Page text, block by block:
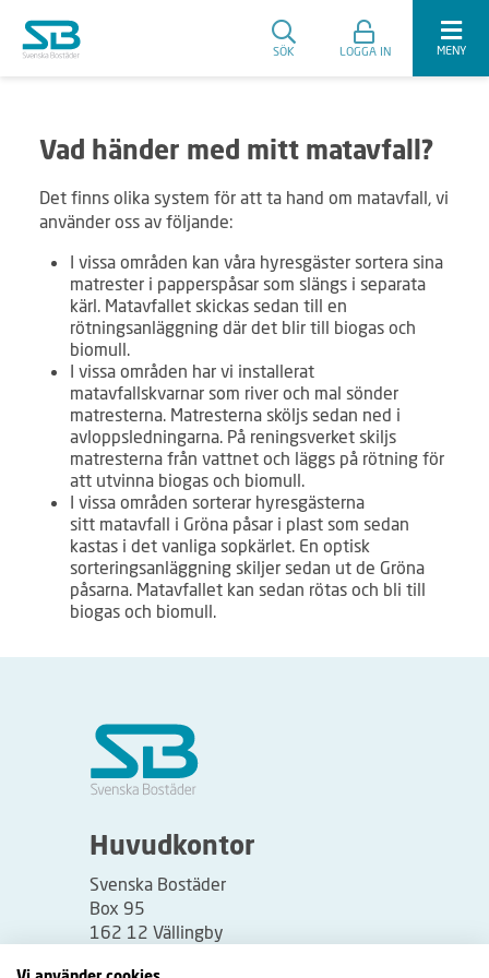
SÖK LOGGA IN MENY
Vad händer med mitt matavfall?
Det finns olika system för att ta hand om matavfall, vi
använder oss av följande:
I vissa områden kan våra hyresgäster sortera sina
matrester i papperspåsar som slängs i separata
kärl. Matavfallet skickas sedan till en
rötningsanläggning där det blir till biogas och
biomull.
I vissa områden har vi installerat
matavfallskvarnar som river och mal sönder
matresterna. Matresterna sköljs sedan ned i
avloppsledningarna. På reningsverket skiljs
matresterna från vattnet och läggs på rötning för
att utvinna biogas och biomull.
I vissa områden sorterar hyresgästerna
sitt matavfall i Gröna påsar i plast som sedan
kastas i det vanliga sopkärlet. En optisk
sorteringsanläggning skiljer sedan ut de Gröna
påsarna. Matavfallet kan sedan rötas och bli till
biogas och biomull.
Huvudkontor
Svenska Bostäder
Box 95
162 12 Vällingby
Besöksadress: